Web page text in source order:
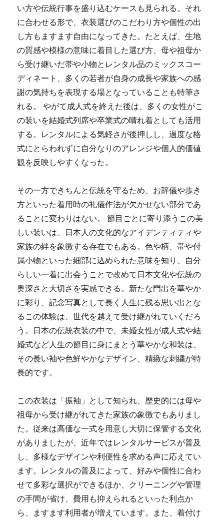
い方や伝統行事を盛り込むケースも見られる。それ
に合わせる形で、衣装選びのこだわり方や個性の出
し方もますます自由になってきた。たとえば、生地
の質感や模様の意味に着目した選び方、母や祖母か
ら受け継いだ帯や小物とレンタル品のミックスコー
ディネート、多くの若者が自身の成長や家族への感
謝の気持ちを表現する場となっていることも特筆さ
れる。 やがて成人式を終えた後は、多くの女性がこ
の装いを結婚式列席や卒業式の晴れ着としても活用
する。レンタルによる気軽さが後押しし、過度な格
式にとらわれずに自分なりのアレンジや個人的価値
観を反映しやすくなった。
その一方できちんと伝統を守るため、お辞儀や歩き
方といった着用時の礼儀作法が欠かせない部分であ
ることに変わりはない。 節目ごとに寄り添うこの美
しい装いは、日本人の文化的なアイデンティティや
家族の絆を象徴する存在でもある。色や柄、帯や付
属小物といった細部に込められた意味を知り、自分
らしい一着に出会うことで改めて日本文化や伝統の
奥深さと大切さを実感できる。新たな門出を華やか
に彩り、記念写真として長く人生に残る思い出とな
るこの体験は、世代を越えて受け継がれていくだろ
う。日本の伝統衣装の中で、未婚女性が成人式や結
婚式など人生の節目に身にまとう華やかな和装は、
その長い袖や色鮮やかなデザイン、精緻な刺繍が特
長的です。
この衣装は「振袖」として知られ、歴史的には母や
祖母から受け継がれてきた家族の象徴でもありまし
た。従来は高価な一式を用意し大切に保管する文化
がありましたが、近年ではレンタルサービスが普及
し、多様なデザインや利便性を求める声に応えてい
ます。レンタルの普及によって、好みや個性に合わ
せて多彩な選択ができるほか、クリーニングや管理
の手間が省け、費用も抑えられるといった利点か
ら、ますます利用者が増えています。また、着付け